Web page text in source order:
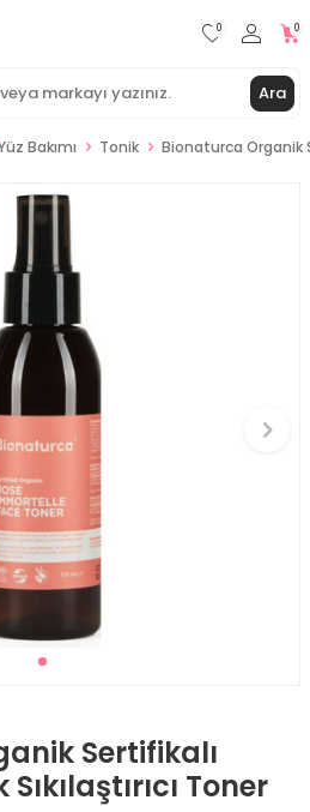
Ara
0 0
Bakımı Tonik Bionaturca Organik
Sertifikalı
Toner